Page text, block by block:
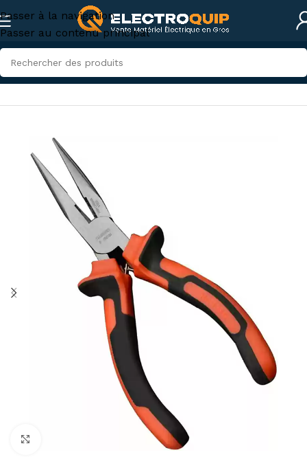
Passer à la navigation
Passer au contenu principal
Accueil/Accessoires et outillage/Outillage